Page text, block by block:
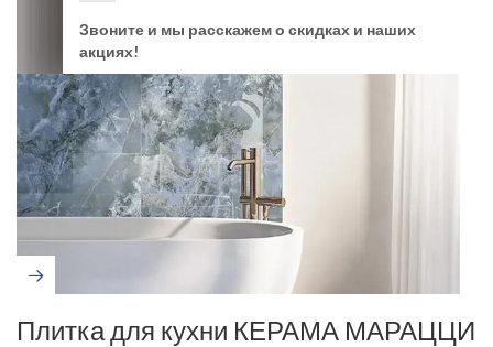
Звоните и мы расскажем о скидках и наших
акциях!
Плитка для кухни КЕРАМА МАРАЦЦИ